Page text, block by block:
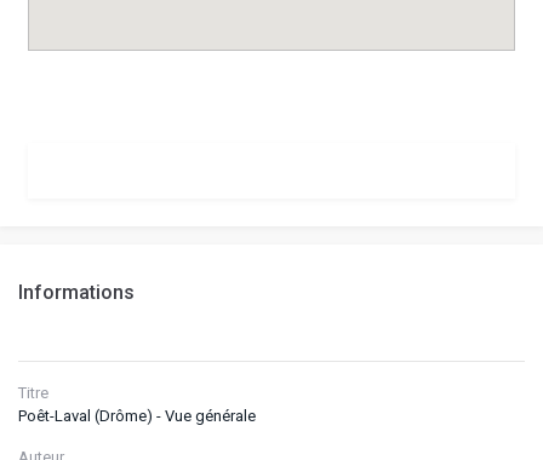
Informations
Titre
Poêt-Laval (Drôme) - Vue générale